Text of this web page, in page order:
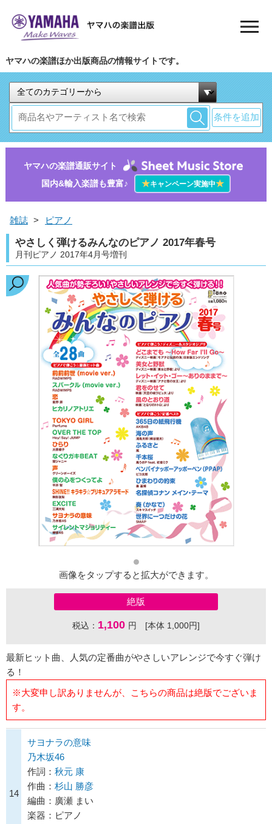
ヤマハの楽譜ほか出版商品の情報サイトです。
条件を追加
ヤマハの楽譜通販サイト
国内&輸入楽譜も豊富♪
★キャンペーン実施中★
雑誌 > ピアノ
やさしく弾けるみんなのピアノ 2017年春号
月刊ピアノ 2017年4月号増刊
画像をタップすると拡大ができます。
絶版
税込： 1,100 円 [本体 1,000円]
最新ヒット曲、人気の定番曲がやさしいアレンジで今すぐ弾け
る！
※大変申し訳ありませんが、こちらの商品は絶版でございま
す。
14
サヨナラの意味
乃木坂46
作詞： 秋元 康
作曲： 杉山 勝彦
編曲：廣瀬 まい
楽器：ピアノ